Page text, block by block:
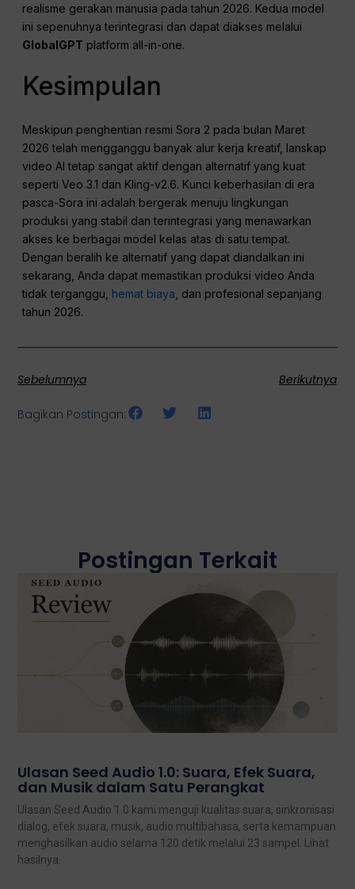
realisme gerakan manusia pada tahun 2026. Kedua model
ini sepenuhnya terintegrasi dan dapat diakses melalui
GlobalGPT platform all-in-one.
Kesimpulan
Meskipun penghentian resmi Sora 2 pada bulan Maret
2026 telah mengganggu banyak alur kerja kreatif, lanskap
video AI tetap sangat aktif dengan alternatif yang kuat
seperti Veo 3.1 dan Kling-v2.6. Kunci keberhasilan di era
pasca-Sora ini adalah bergerak menuju lingkungan
produksi yang stabil dan terintegrasi yang menawarkan
akses ke berbagai model kelas atas di satu tempat.
Dengan beralih ke alternatif yang dapat diandalkan ini
sekarang, Anda dapat memastikan produksi video Anda
tidak terganggu, hemat biaya, dan profesional sepanjang
tahun 2026.
Sebelumnya Berikutnya
Bagikan Postingan:
Postingan Terkait
Ulasan Seed Audio 1.0: Suara, Efek Suara,
dan Musik dalam Satu Perangkat
Ulasan Seed Audio 1.0 kami menguji kualitas suara, sinkronisasi
dialog, efek suara, musik, audio multibahasa, serta kemampuan
menghasilkan audio selama 120 detik melalui 23 sampel. Lihat
hasilnya.